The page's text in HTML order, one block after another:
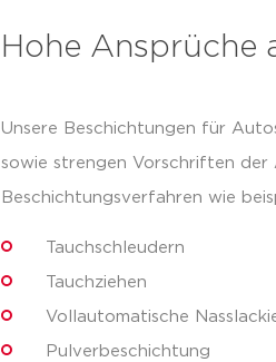
Hohe Ansprüche
Unsere Beschichtungen für
sowie strengen Vorschriften
Beschichtungsverfahren wie
Tauchschleudern
Tauchziehen
Vollautomatische
Pulverbeschichtung